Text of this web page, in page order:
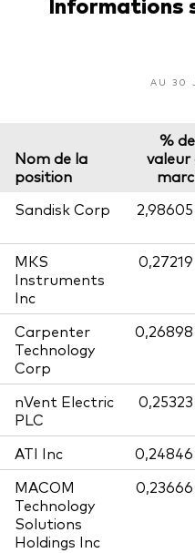
AU 30
Nom de la
position
%
valeur
Sandisk Corp
MKS
Instruments
Inc
Carpenter
Technology
Corp
nVent Electric
PLC
ATI Inc
MACOM
Technology
Solutions
Holdings Inc